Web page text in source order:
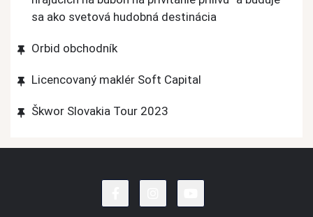
sa ako svetová hudobná destinácia
Orbid obchodník
Licencovaný maklér Soft Capital
Škwor Slovakia Tour 2023